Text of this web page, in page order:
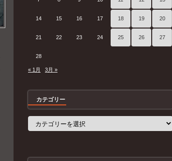
14 15 16 17 18 19 20
21 22 23 24 25 26 27
28
« 1月 3月 »
カテゴリー
カ